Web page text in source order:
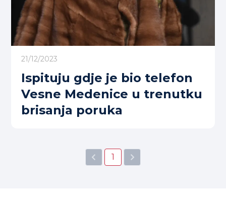
21/12/2023
Ispituju gdje je bio telefon
Vesne Medenice u trenutku
brisanja poruka
1